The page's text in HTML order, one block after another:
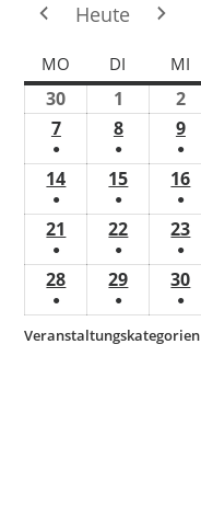
Heute
MO DI MI
30 1 2
7
●
8
●
9
●
14
●
15
●
16
●
21
●
22
●
23
●
28
●
29
●
30
●
Veranstaltungskategorien